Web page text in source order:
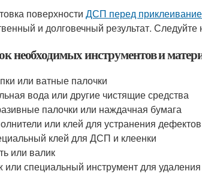
поверхности ДСП перед
и долговечный результат.
необходимых инструментов и
или ватные палочки
вода или другие чистящие средства
палочки или наждачная бумага
или клей для устранения дефектов
клей для ДСП и клеенки
или валик
или специальный инструмент для